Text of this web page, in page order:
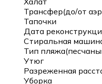
Трансфер(до/от
Тапочки
Дата
Стиральная
Тип
Утюг
Разреженная
Уборка